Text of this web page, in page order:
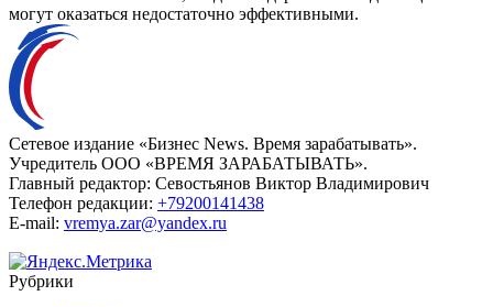
могут оказаться недостаточно эффективными.
Сетевое издание «Бизнес News. Время зарабатывать».
Учредитель ООО «ВРЕМЯ ЗАРАБАТЫВАТЬ».
Главный редактор: Севостьянов Виктор Владимирович
Телефон редакции: +79200141438
E-mail: vremya.zar@yandex.ru
Рубрики